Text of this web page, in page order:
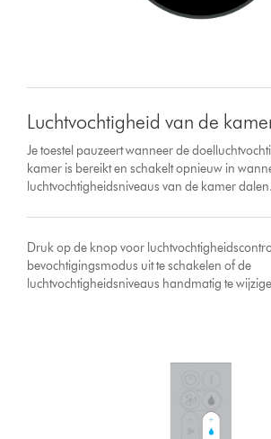
Luchtvochtigheid van de
Je toestel pauzeert wanneer de
kamer is bereikt en schakelt opnieuw in
luchtvochtigheidsniveaus van de kamer dalen.
Druk op de knop voor
bevochtigingsmodus uit te schakelen of de
luchtvochtigheidsniveaus handmatig te